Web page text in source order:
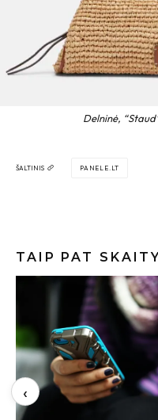
Delninė,
ŠALTINIS PANELE.LT
TAIP PAT
KEIM sol-silikatinių
matuojamas ne
‹